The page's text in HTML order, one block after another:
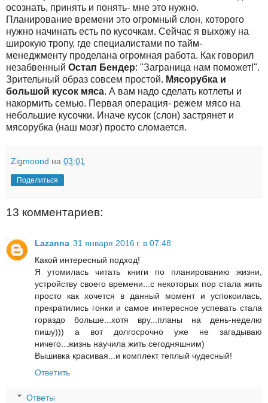
осознать, принять и понять- мне это нужно.
Планирование времени это огромный слон, которого
нужно начинать есть по кусочкам. Сейчас я выхожу на
широкую тропу, где специалистами по тайм-
менеджменту проделана огромная работа. Как говорил
незабвенный Остап Бендер: "Заграница нам поможет!".
Зрительный образ совсем простой. Мясорубка и
большой кусок мяса. А вам надо сделать котлеты и
накормить семью. Первая операция- режем мясо на
небольшие кусочки. Иначе кусок (слон) застрянет и
мясорубка (наш мозг) просто сломается.
Zigmoond на 03:01
Поделиться
13 комментариев:
Lazanna 31 января 2016 г. в 07:48
Какой интересный подход!
Я утомилась читать книги по планированию жизни,
устройству своего времени...с некоторых пор стала жить
просто как хочется в данный момент и успокоилась,
прекратились гонки и самое интересное успевать стала
гораздо больше...хотя вру...планы на день-неделю
пишу))) а вот долгосрочно уже не загадываю
ничего...жизнь научила жить сегодняшним)
Вышивка красивая...и комплект теплый чудесный!
Ответить
Ответы